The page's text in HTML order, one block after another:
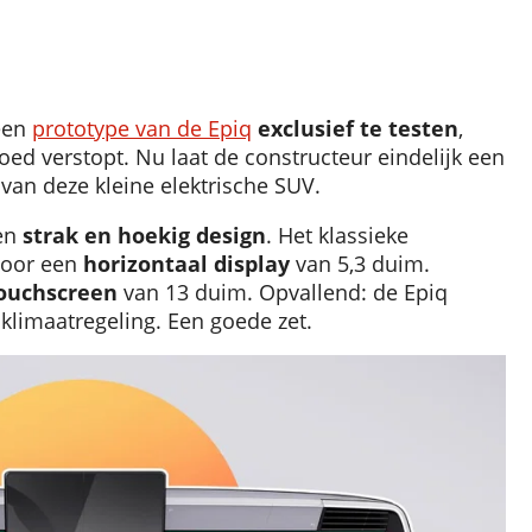
prototype van de Epiq exclusief te testen,
verstopt. Nu laat de constructeur eindelijk een
deze kleine elektrische SUV.
strak en hoekig design. Het klassieke
een horizontaal display van 5,3 duim.
van 13 duim. Opvallend: de Epiq
Een goede zet.